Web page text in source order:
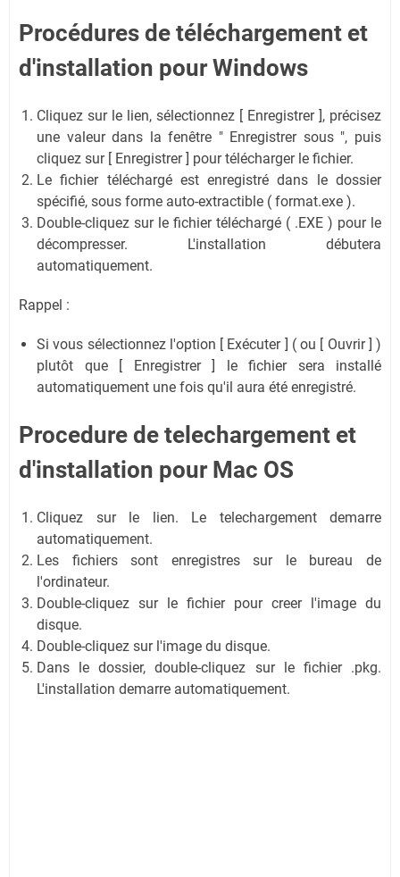
Procédures de téléchargement et
d'installation pour Windows
Cliquez sur le lien, sélectionnez [ Enregistrer ], précisez
une valeur dans la fenêtre " Enregistrer sous ", puis
cliquez sur [ Enregistrer ] pour télécharger le fichier.
Le fichier téléchargé est enregistré dans le dossier
spécifié, sous forme auto-extractible ( format.exe ).
Double-cliquez sur le fichier téléchargé ( .EXE ) pour le
décompresser. L'installation débutera
automatiquement.
Rappel :
Si vous sélectionnez l'option [ Exécuter ] ( ou [ Ouvrir ] )
plutôt que [ Enregistrer ] le fichier sera installé
automatiquement une fois qu'il aura été enregistré.
Procedure de telechargement et
d'installation pour Mac OS
Cliquez sur le lien. Le telechargement demarre
automatiquement.
Les fichiers sont enregistres sur le bureau de
l'ordinateur.
Double-cliquez sur le fichier pour creer l'image du
disque.
Double-cliquez sur l'image du disque.
Dans le dossier, double-cliquez sur le fichier .pkg.
L'installation demarre automatiquement.